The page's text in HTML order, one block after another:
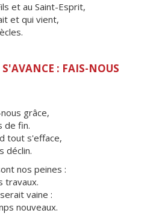
et au Saint-Esprit,
et qui vient,
: FAIS-NOUS
grâce,
de fin.
tout s'efface,
déclin.
nos peines :
travaux.
vaine :
nouveaux.